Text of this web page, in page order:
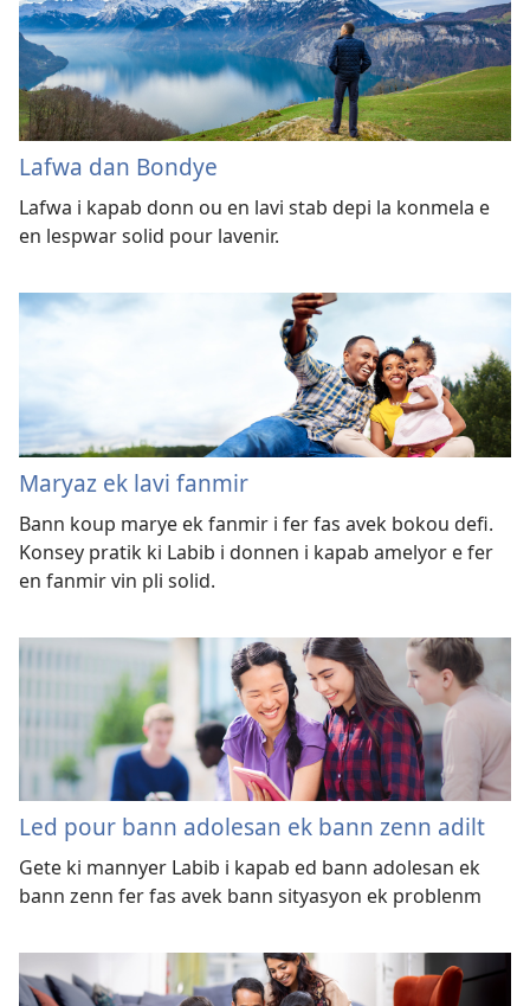
Lafwa dan Bondye
Lafwa i kapab donn ou en lavi stab depi la konmela e
en lespwar solid pour lavenir.
Maryaz ek lavi fanmir
Bann koup marye ek fanmir i fer fas avek bokou defi.
Konsey pratik ki Labib i donnen i kapab amelyor e fer
en fanmir vin pli solid.
Led pour bann adolesan ek bann zenn adilt
Gete ki mannyer Labib i kapab ed bann adolesan ek
bann zenn fer fas avek bann sityasyon ek problenm